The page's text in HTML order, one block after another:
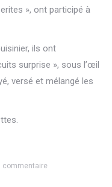
», ont participé à
ils ont
surprise », sous l’œil
versé et mélangé les
commentaire